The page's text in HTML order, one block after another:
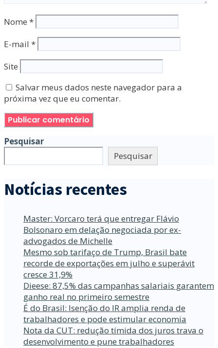
Nome *
E-mail *
Site
Salvar meus dados neste navegador para a
próxima vez que eu comentar.
Pesquisar
Pesquisar
Notícias recentes
Master: Vorcaro terá que entregar Flávio
Bolsonaro em delação negociada por ex-
advogados de Michelle
Mesmo sob tarifaço de Trump, Brasil bate
recorde de exportações em julho e superávit
cresce 31,9%
Dieese: 87,5% das campanhas salariais garantem
ganho real no primeiro semestre
É do Brasil: Isenção do IR amplia renda de
trabalhadores e pode estimular economia
Nota da CUT: redução tímida dos juros trava o
desenvolvimento e pune trabalhadores